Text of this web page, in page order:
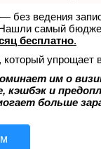
без ведения
Нашли самый
бесплатно.
упрощает
им о
кэшбэк и
больше